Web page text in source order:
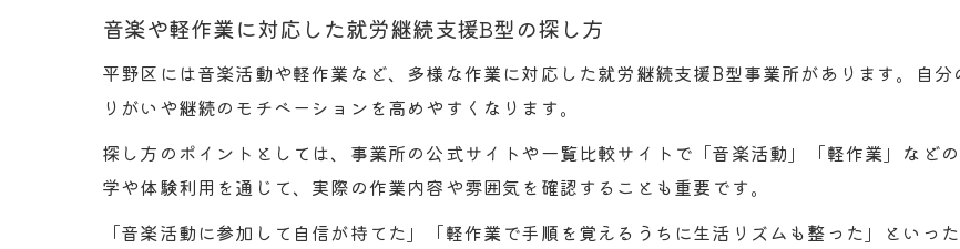
音楽や軽作業に対応した就労継続支援B型の探し方
平野区には音楽活動や軽作業など、多様な作業に対応した就労継続支援B型事業所があります。自
りがいや継続のモチベーションを高めやすくなります。
探し方のポイントとしては、事業所の公式サイトや一覧比較サイトで「音楽活動」「軽作業」など
学や体験利用を通じて、実際の作業内容や雰囲気を確認することも重要です。
「音楽活動に参加して自信が持てた」「軽作業で手順を覚えるうちに生活リズムも整った」といっ